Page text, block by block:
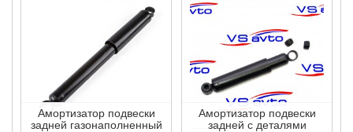
Амортизатор подвески
задней газонаполненный
Амортизатор подвески
задней с деталями